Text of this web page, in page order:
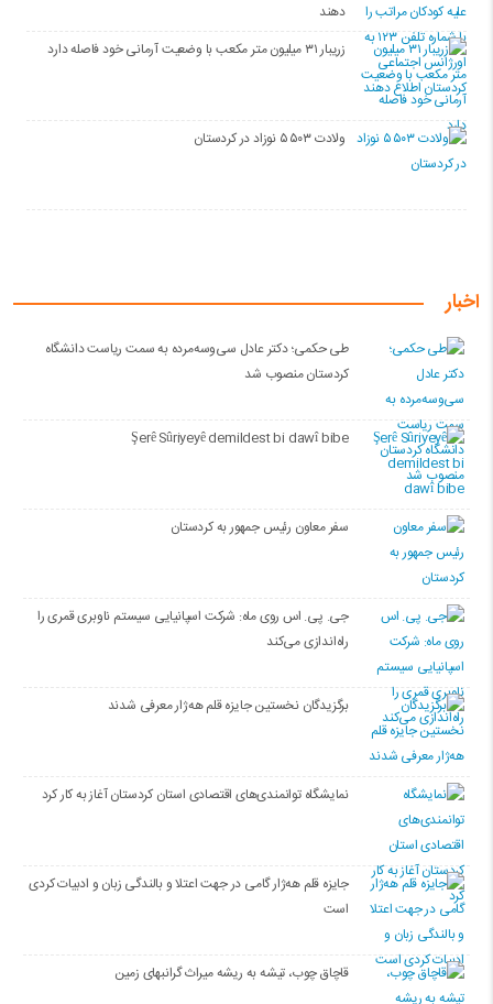
دهند
زریبار ۳۱ میلیون متر مکعب با وضعیت آرمانی خود فاصله دارد
ولادت ۵۵۰۳ نوزاد در کردستان
اخبار
طی حکمی؛ دکتر عادل سی‌وسه‌مرده به سمت ریاست دانشگاه
کردستان منصوب شد
Şerê Sûriyeyê demildest bi dawî bibe
سفر معاون رئیس جمهور به کردستان
جی. پی. اس روی ماه: شرکت اسپانیایی سیستم ناوبری قمری را
راه‌اندازی می‌کند
برگزیدگان نخستین جایزه قلم هه‌ژار معرفی شدند
نمایشگاه توانمندی‌های اقتصادی استان کردستان آغاز به کار کرد
جایزه قلم هه‌ژار گامی در جهت اعتلا و بالندگی زبان و ادبیات کردی
است
قاچاق چوب، تیشه به ریشه میراث گرانبهای زمین